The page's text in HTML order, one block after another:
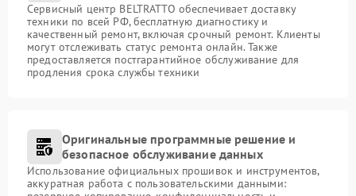
Сервисный центр BELTRATTO обеспечивает доставку
техники по всей РФ, бесплатную диагностику и
качественный ремонт, включая срочный ремонт. Клиенты
могут отслеживать статус ремонта онлайн. Также
предоставляется постгарантийное обслуживание для
продления срока службы техники
Оригинальные программные решение и
безопасное обслуживание данных
Использование официальных прошивок и инструментов,
аккуратная работа с пользовательскими данными: